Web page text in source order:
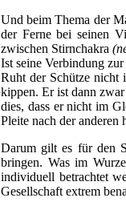
Und beim Thema der
der Ferne bei seinen
zwischen Stirnchakra
Ist seine Verbindung
Ruht der Schütze nicht
kippen. Er ist dann
dies, dass er nicht im
Pleite nach der
Darum gilt es für den
bringen. Was im
individuell betrachtet
Gesellschaft extrem